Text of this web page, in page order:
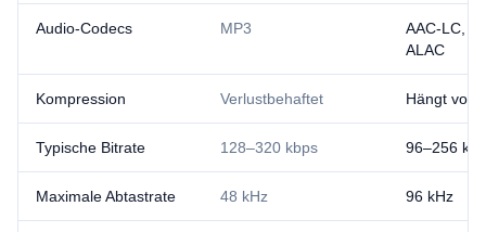
Audio-Codecs MP3
AAC-LC,
ALAC
Kompression Verlustbehaftet Hängt vom
Typische Bitrate 128–320 kbps 96–256
Maximale Abtastrate 48 kHz 96 kHz